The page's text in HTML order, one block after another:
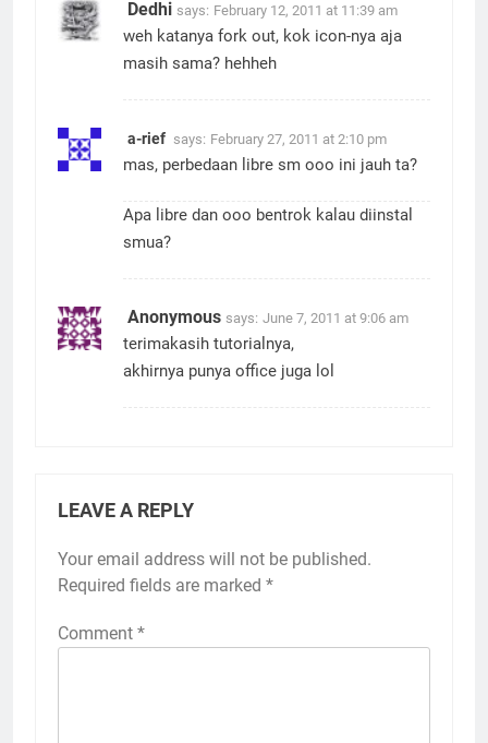
Dedhi says: February 12, 2011 at 11:39 am
weh katanya fork out, kok icon-nya aja
masih sama? hehheh
a-rief says: February 27, 2011 at 2:10 pm
mas, perbedaan libre sm ooo ini jauh ta?
Apa libre dan ooo bentrok kalau diinstal
smua?
Anonymous says: June 7, 2011 at 9:06 am
terimakasih tutorialnya,
akhirnya punya office juga lol
LEAVE A REPLY
Your email address will not be published.
Required fields are marked *
Comment *